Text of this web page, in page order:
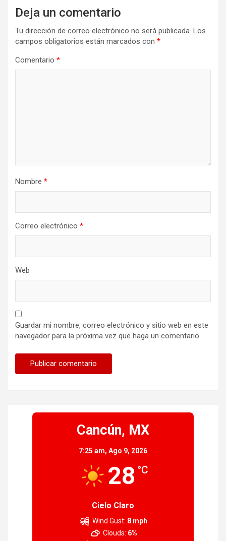
Deja un comentario
Tu dirección de correo electrónico no será publicada. Los
campos obligatorios están marcados con *
Comentario *
Nombre *
Correo electrónico *
Web
Guardar mi nombre, correo electrónico y sitio web en este
navegador para la próxima vez que haga un comentario.
Cancún, MX
7:25 am, Ago 9, 2026
28 °C
Cielo Claro
Wind Gust: 8 mph
Clouds: 6%